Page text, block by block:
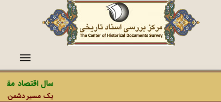
منو
سال اقتصاد
یک مسیر دشمن،